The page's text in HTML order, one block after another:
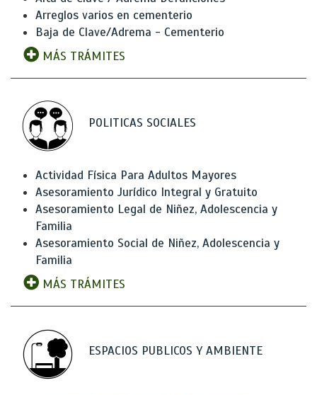
Arreglos varios en cementerio
Baja de Clave/Adrema - Cementerio
MÁS TRÁMITES
POLITICAS SOCIALES
Actividad Física Para Adultos Mayores
Asesoramiento Jurídico Integral y Gratuito
Asesoramiento Legal de Niñez, Adolescencia y
Familia
Asesoramiento Social de Niñez, Adolescencia y
Familia
MÁS TRÁMITES
ESPACIOS PUBLICOS Y AMBIENTE